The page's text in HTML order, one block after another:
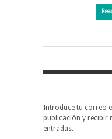
Introduce tu correo
publicación y recibir
entradas.